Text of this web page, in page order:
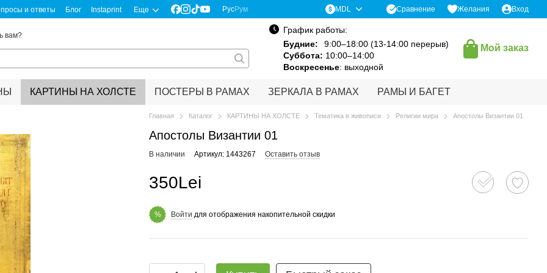
и ответы Блог Instaprint Еще РусРум MDL Сравнение Желания Вход
вам?
График работы:
Будние:
9:00–18:00 (13-14:00 перерыв)
Суббота: 10:00–14:00
Воскресенье: выходной
Мой заказ
КАРТИНЫ НА ХОЛСТЕ ПОСТЕРЫ В РАМАХ ЗЕРКАЛА В РАМАХ РАМЫ И БАГЕТ
Главная Каталог КАРТИНЫ НА ХОЛСТЕ Тематика в живописи Религии мира Апостолы Византии 01
Апостолы Византии 01
В наличии Артикул: 1443267 Оставить отзыв
350Lei
% Войти для отображения накопительной скидки